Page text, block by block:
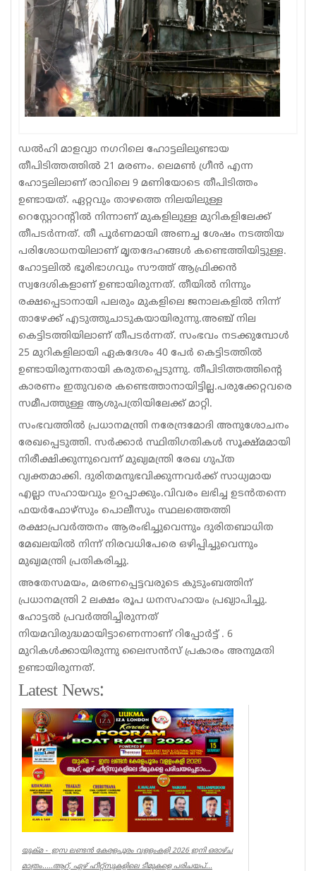
Sports
Jwala
Classifieds
Law
ഡൽഹി മാളവ്യാ നഗറിലെ ഹോട്ടലിലുണ്ടായ
തീപിടിത്തത്തിൽ 21 മരണം. ലെമൺ ഗ്രീൻ എന്ന
ഹോട്ടലിലാണ് രാവിലെ 9 മണിയോടെ തീപിടിത്തം
ഉണ്ടായത്. ഏറ്റവും താഴത്തെ നിലയിലുള്ള
റെസ്റ്റോറൻ്റിൽ നിന്നാണ് മുകളിലുള്ള മുറികളിലേക്ക്
തീപടർന്നത്. തീ പൂർണമായി അണച്ച ശേഷം നടത്തിയ
പരിശോധനയിലാണ് മൃതദേഹങ്ങൾ കണ്ടെത്തിയിട്ടുള്ള.
ഹോട്ടലിൽ ഭൂരിഭാഗവും സൗത്ത് ആഫ്രിക്കൻ
സ്വദേശികളാണ് ഉണ്ടായിരുന്നത്. തീയിൽ നിന്നും
രക്ഷപ്പെടാനായി പലരും മുകളിലെ ജനാലകളിൽ നിന്ന്
താഴേക്ക് എടുത്തുചാടുകയായിരുന്നു.അഞ്ച് നില
കെട്ടിടത്തിയിലാണ് തീപടർന്നത്. സംഭവം നടക്കുമ്പോൾ
25 മുറികളിലായി ഏകദേശം 40 പേർ കെട്ടിടത്തിൽ
ഉണ്ടായിരുന്നതായി കരുതപ്പെടുന്നു. തീപിടിത്തത്തിന്റെ
കാരണം ഇതുവരെ കണ്ടെത്താനായിട്ടില്ല.പരുക്കേറ്റവരെ
സമീപത്തുള്ള ആശുപത്രിയിലേക്ക് മാറ്റി.
സംഭവത്തിൽ പ്രധാനമന്ത്രി നരേന്ദ്രമോദി അനുശോചനം
രേഖപ്പെടുത്തി. സർക്കാർ സ്ഥിതിഗതികൾ സൂക്ഷ്മമായി
നിരീക്ഷിക്കുന്നുവെന്ന് മുഖ്യമന്ത്രി രേഖ ഗുപ്ത
വ്യക്തമാക്കി. ദുരിതമനുഭവിക്കുന്നവർക്ക് സാധ്യമായ
എല്ലാ സഹായവും ഉറപ്പാക്കും.വിവരം ലഭിച്ച ഉടൻതന്നെ
ഫയർഫോഴ്സും പൊലീസും സ്ഥലത്തെത്തി
രക്ഷാപ്രവർത്തനം ആരംഭിച്ചുവെന്നും ദുരിതബാധിത
മേഖലയിൽ നിന്ന് നിരവധിപേരെ ഒഴിപ്പിച്ചുവെന്നും
മുഖ്യമന്ത്രി പ്രതികരിച്ചു.
അതേസമയം, മരണപ്പെട്ടവരുടെ കുടുംബത്തിന്
പ്രധാനമന്ത്രി 2 ലക്ഷം രൂപ ധനസഹായം പ്രഖ്യാപിച്ചു.
ഹോട്ടൽ പ്രവർത്തിച്ചിരുന്നത്
നിയമവിരുദ്ധമായിട്ടാണെന്നാണ് റിപ്പോർട്ട് . 6
മുറികൾക്കായിരുന്നു ലൈസൻസ് പ്രകാരം അനുമതി
ഉണ്ടായിരുന്നത്.
Latest News:
യുക്മ - ഇസ ലണ്ടൻ കേരളപൂരം വളളംകളി 2026 ഇനി ഒരാഴ്ച
മാത്രം.....ആറ്, ഏഴ് ഹീറ്റ്സുകളിലെ ടീമുകളെ പരിചയപ്...